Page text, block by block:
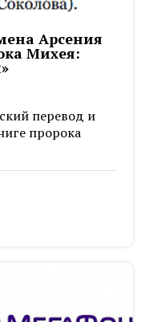
Арсения
Михея:
перевод и
пророка